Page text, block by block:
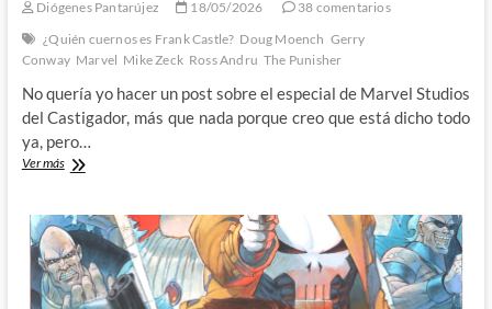
Diógenes Pantarújez 18/05/2026
38 comentarios
¿Quién cuernos es Frank Castle? Doug Moench Gerry
Conway Marvel Mike Zeck Ross Andru The Punisher
No quería yo hacer un post sobre el especial de Marvel Studios
del Castigador, más que nada porque creo que está dicho todo
ya, pero…
Ver más¿Quién
Frank
Castle?
(I):
De
Conway